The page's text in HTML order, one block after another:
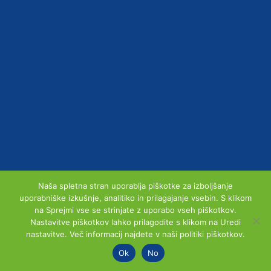
Naša spletna stran uporablja piškotke za izboljšanje
uporabniške izkušnje, analitiko in prilagajanje vsebin. S klikom
na Sprejmi vse se strinjate z uporabo vseh piškotkov.
Nastavitve piškotkov lahko prilagodite s klikom na Uredi
nastavitve. Več informacij najdete v naši politiki piškotkov.
Ok
No